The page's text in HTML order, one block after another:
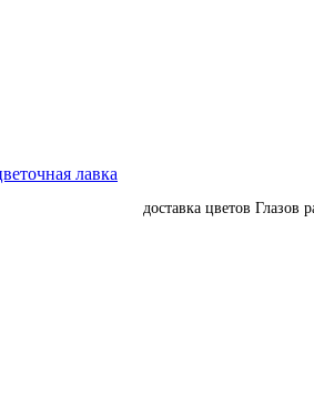
доставка цветов Глазов